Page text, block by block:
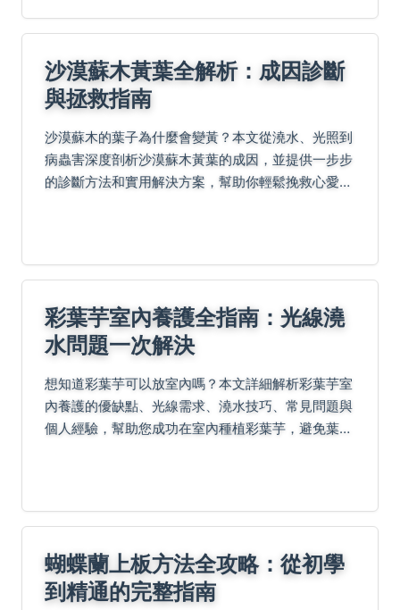
沙漠蘇木黃葉全解析：成因診斷
與拯救指南
沙漠蘇木的葉子為什麼會變黃？本文從澆水、光照到
病蟲害深度剖析沙漠蘇木黃葉的成因，並提供一步步
的診斷方法和實用解決方案，幫助你輕鬆挽救心愛植
彩葉芋室內養護全指南：光線澆
水問題一次解決
想知道彩葉芋可以放室內嗎？本文詳細解析彩葉芋室
內養護的優缺點、光線需求、澆水技巧、常見問題與
個人經驗，幫助您成功在室內種植彩葉芋，避免葉子
蝴蝶蘭上板方法全攻略：從初學
到精通的完整指南